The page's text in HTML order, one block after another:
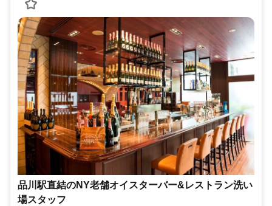
品川駅直結のNY老舗オイスターバー&レストラン洗い
場スタッフ